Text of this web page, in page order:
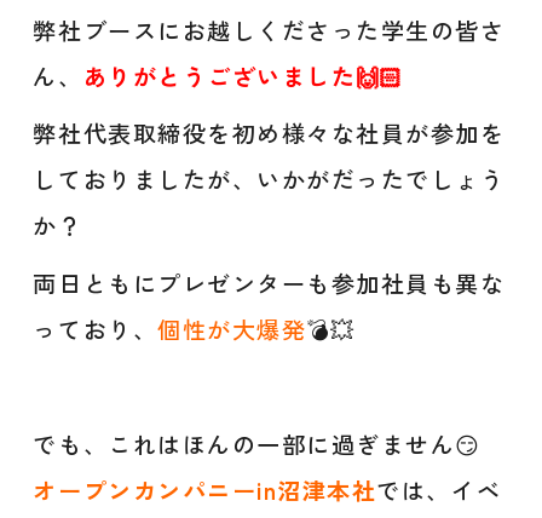
弊社ブースにお越しくださった学生の皆さ
ん、 ありがとうございました🙌🏻
弊社代表取締役を初め様々な社員が参加を
しておりましたが、いかがだったでしょう
か？
両日ともにプレゼンターも参加社員も異な
っており、個性が大爆発💣💥
でも、これはほんの一部に過ぎません😏
オープンカンパニーin沼津本社では、イベ